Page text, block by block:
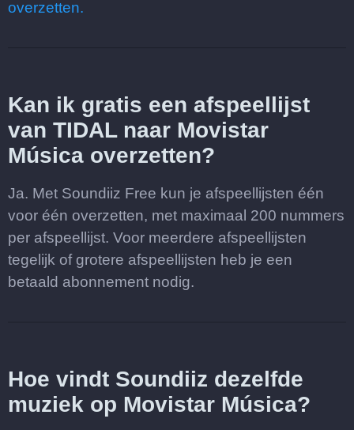
overzetten.
Kan ik gratis een afspeellijst
van TIDAL naar Movistar
Música overzetten?
Ja. Met Soundiiz Free kun je afspeellijsten één
voor één overzetten, met maximaal 200 nummers
per afspeellijst. Voor meerdere afspeellijsten
tegelijk of grotere afspeellijsten heb je een
betaald abonnement nodig.
Hoe vindt Soundiiz dezelfde
muziek op Movistar Música?